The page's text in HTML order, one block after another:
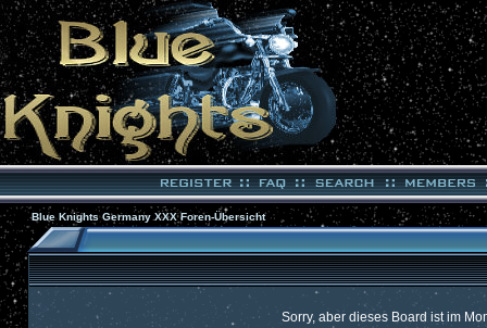
Blue Knights Germany XXX Foren-Übersicht
Sorry, aber dieses Board ist im